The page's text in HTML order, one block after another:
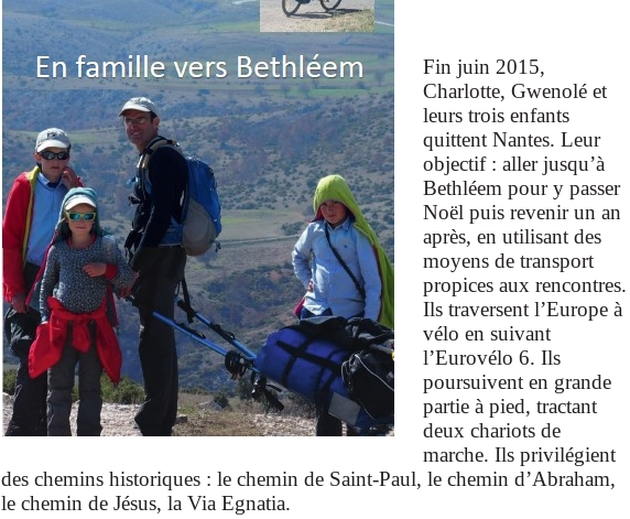
Fin juin 2015,
Charlotte, Gwenolé et
leurs trois enfants
quittent Nantes. Leur
objectif : aller jusqu’à
Bethléem pour y passer
Noël puis revenir un an
après, en utilisant des
moyens de transport
propices aux rencontres.
Ils traversent l’Europe à
vélo en suivant
l’Eurovélo 6. Ils
poursuivent en grande
partie à pied, tractant
deux chariots de
marche. Ils privilégient
des chemins historiques : le chemin de Saint-Paul, le chemin d’Abraham,
le chemin de Jésus, la Via Egnatia.